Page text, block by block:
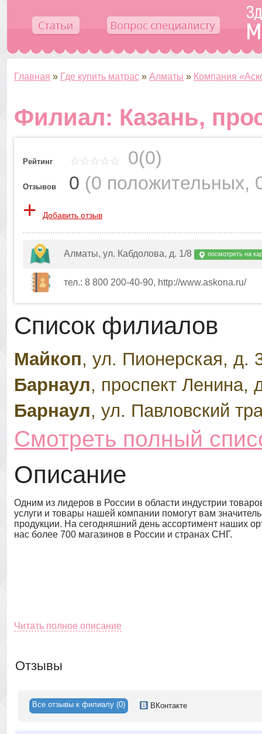
Главная » Где купить матрас » Алматы » Компания
Филиал: Казань,
Рейтинг 0(0)
Отзывов 0 (0 положительных,
+ Добавить отзыв
Алматы, ул. Кабдолова, д. 1/8 посмотреть на
тел.: 8 800 200-40-90, http://www.askona.ru/
Список филиалов
Майкоп, ул. Пионерская, д.
Барнаул, проспект Ленина,
Барнаул, ул. Павловский
Смотреть полный
Описание
Одним из лидеров в России в области индустрии
услуги и товары нашей компании помогут вам
продукции. На сегодняшний день ассортимент наших
нас более 700 магазинов в России и странах СНГ.
Читать полное описание
Отзывы
Все отзывы к филиалу (0) ВКонтакте